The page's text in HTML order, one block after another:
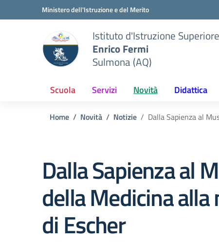
Vai ai contenuti
Vai al menu di navigazioneMinistero dell'Istruzione e del Merito
Istituto d'Istruzione Superiore
Enrico Fermi
Sulmona (AQ)
Scuola Servizi Novità Didattica
Home Novità Notizie Dalla Sapienza al
Dalla Sapienza al
della Medicina
di Escher